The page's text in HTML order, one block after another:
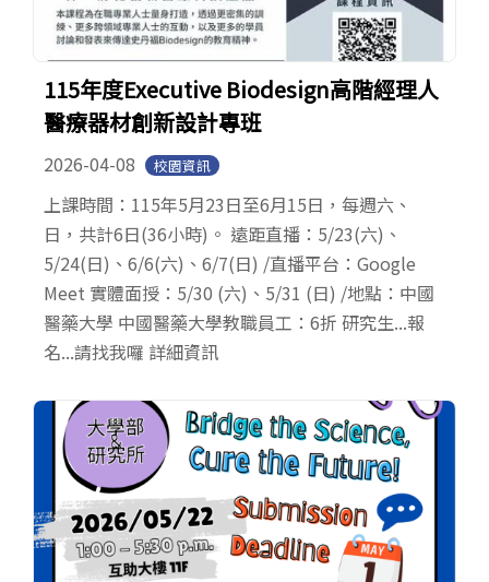
115年度Executive Biodesign高階經理人
醫療器材創新設計專班
2026-04-08 校園資訊
上課時間：115年5月23日至6月15日，每週六、
日，共計6日(36小時)。 遠距直播：5/23(六)、
5/24(日)、6/6(六)、6/7(日) /直播平台：Google
Meet 實體面授：5/30 (六)、5/31 (日) /地點：中國
醫藥大學 中國醫藥大學教職員工：6折 研究生...報
名...請找我囉 詳細資訊